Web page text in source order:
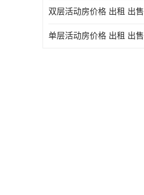
双层活动房价格 出租 出售
单层活动房价格 出租 出售